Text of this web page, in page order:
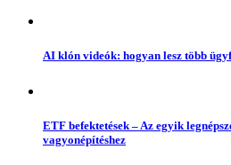
AI klón videók: hogyan lesz több
ETF befektetések – Az egyik
vagyonépítéshez